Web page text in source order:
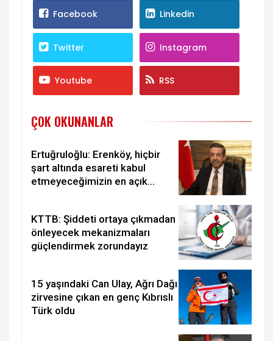
Facebook Linkedin
Twitter Instagram
Youtube RSS
ÇOK OKUNANLAR
Ertuğruloğlu: Erenköy, hiçbir
şart altında esareti kabul
etmeyeceğimizin en açık
KTTB: Şiddeti ortaya çıkmadan
önleyecek mekanizmaları
güçlendirmek zorundayız
15 yaşındaki Can Ulay, Ağrı Dağı
zirvesine çıkan en genç Kıbrıslı
Türk oldu